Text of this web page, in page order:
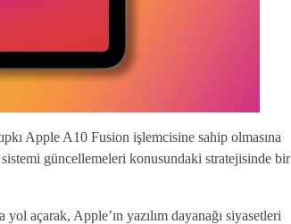
Apple A10 Fusion işlemcisine sahip olmasına
güncellemeleri konusundaki stratejisinde bir
açarak, Apple’ın yazılım dayanağı siyasetleri